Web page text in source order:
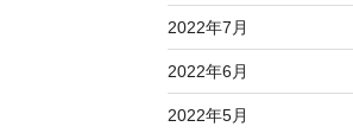
2022年7月
2022年6月
2022年5月